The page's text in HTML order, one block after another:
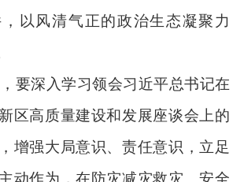
以风清气正的政治生态凝聚力
要深入学习领会习近平总书记在
区高质量建设和发展座谈会上的
增强大局意识、责任意识，立足
动作为，在防灾减灾救灾、安全